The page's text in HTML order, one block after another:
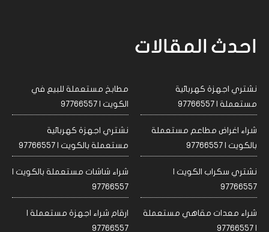
احدث المقالات
نشتري اجهزة كهربائية
مستعملة | 97766557
مطابخ مستعملة للبيع في
الكويت | 97766557
شراء اغراض مطاعم مستعملة
بالكويت | 97766557
نشتري اجهزة كهربائية
مستعملة بالكويت | 97766557
نشتري سكراب الكويت |
97766557
شراء شاشات مستعملة بالكويت |
97766557
شراء معدات مقاهي مستعملة
| 97766557
ارقام شراء اجهزة مستعملة |
97766557